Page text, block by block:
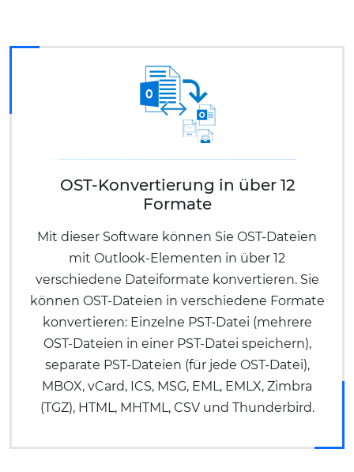
OST-Konvertierung in über 12
Formate
Mit dieser Software können Sie OST-Dateien
mit Outlook-Elementen in über 12
verschiedene Dateiformate konvertieren. Sie
können OST-Dateien in verschiedene Formate
konvertieren: Einzelne PST-Datei (mehrere
OST-Dateien in einer PST-Datei speichern),
separate PST-Dateien (für jede OST-Datei),
MBOX, vCard, ICS, MSG, EML, EMLX, Zimbra
(TGZ), HTML, MHTML, CSV und Thunderbird.